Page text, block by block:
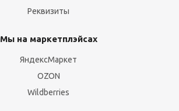
Реквизиты
Мы на маркетплэйсах
ЯндексМаркет
OZON
Wildberries